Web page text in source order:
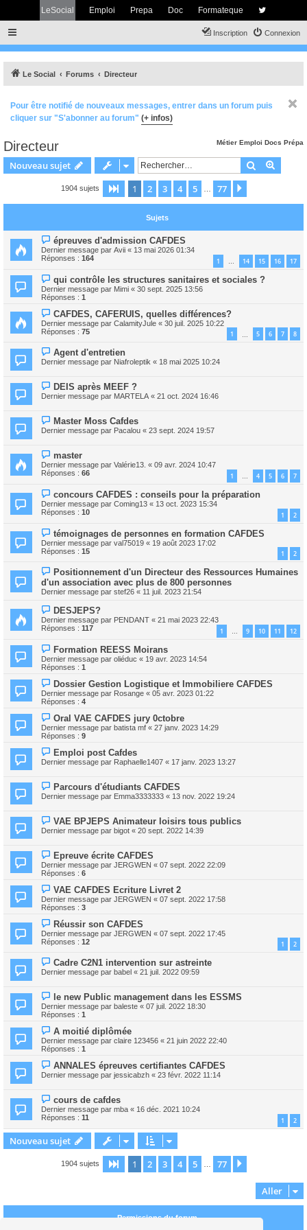
LeSocial Emploi Prepa Doc Formateque
Connexion
Inscription
Le Social Forums Directeur
Pour être notifié de nouveaux messages, entrer dans un forum puis
cliquer sur "S'abonner au forum" (+ infos)
Métier Emploi Docs Prépa
Directeur
Nouveau sujet Rechercher
1904 sujets Page 1sur77
1 2 3 4 5 77
Sujets
épreuves d'admission CAFDES
Dernier message par Avii « 13 mai 2026 01:34
Réponses : 164 1 … 14 15 16 17
qui contrôle les structures sanitaires et sociales ?
Dernier message par Mimi « 30 sept. 2025 13:56
Réponses : 1
CAFDES, CAFERUIS, quelles différences?
Dernier message par CalamityJule « 30 juil. 2025 10:22
Réponses : 75 1 5 6 7 8
Agent d'entretien
Dernier message par Niafroleptik « 18 mai 2025 10:24
DEIS après MEEF ?
Dernier message par MARTELA « 21 oct. 2024 16:46
Master Moss Cafdes
Dernier message par Pacalou « 23 sept. 2024 19:57
master
Dernier message par Valérie13. « 09 avr. 2024 10:47
Réponses : 66 1 … 4 5 6 7
concours CAFDES : conseils pour la préparation
Dernier message par Coming13 « 13 oct. 2023 15:34
Réponses : 10 1 2
témoignages de personnes en formation CAFDES
Dernier message par val75019 « 19 août 2023 17:02
Réponses : 15 1 2
Positionnement d'un Directeur des Ressources Humaines
d'un association avec plus de 800 personnes
Dernier message par stef26 « 11 juil. 2023 21:54
DESJEPS?
Dernier message par PENDANT « 21 mai 2023 22:43
Réponses : 117 1 … 9 10 11 12
Formation REESS Moirans
Dernier message par oliéduc « 19 avr. 2023 14:54
Réponses : 1
Dossier Gestion Logistique et Immobiliere CAFDES
Dernier message par Rosange « 05 avr. 2023 01:22
Réponses : 4
Oral VAE CAFDES jury 0ctobre
Dernier message par batista mf « 27 janv. 2023 14:29
Réponses : 9
Emploi post Cafdes
Dernier message par Raphaelle1407 « 17 janv. 2023 13:27
Parcours d'étudiants CAFDES
Dernier message par Emma3333333 « 13 nov. 2022 19:24
VAE BPJEPS Animateur loisirs tous publics
Dernier message par bigot « 20 sept. 2022 14:39
Epreuve écrite CAFDES
Dernier message par JERGWEN « 07 sept. 2022 22:09
Réponses : 6
VAE CAFDES Ecriture Livret 2
Dernier message par JERGWEN « 07 sept. 2022 17:58
Réponses : 3
Réussir son CAFDES
Dernier message par JERGWEN « 07 sept. 2022 17:45
Réponses : 12 1 2
Cadre C2N1 intervention sur astreinte
Dernier message par babel « 21 juil. 2022 09:59
le new Public management dans les ESSMS
Dernier message par baleste « 07 juil. 2022 18:30
Réponses : 1
A moitié diplômée
Dernier message par claire 123456 « 21 juin 2022 22:40
Réponses : 1
ANNALES épreuves certifiantes CAFDES
Dernier message par jessicabzh « 23 févr. 2022 11:14
cours de cafdes
Dernier message par mba « 16 déc. 2021 10:24
Réponses : 11 1 2
Nouveau sujet
1904 sujets Page 1sur77
1 2 3 4 5 77
Aller
Permissions du forum